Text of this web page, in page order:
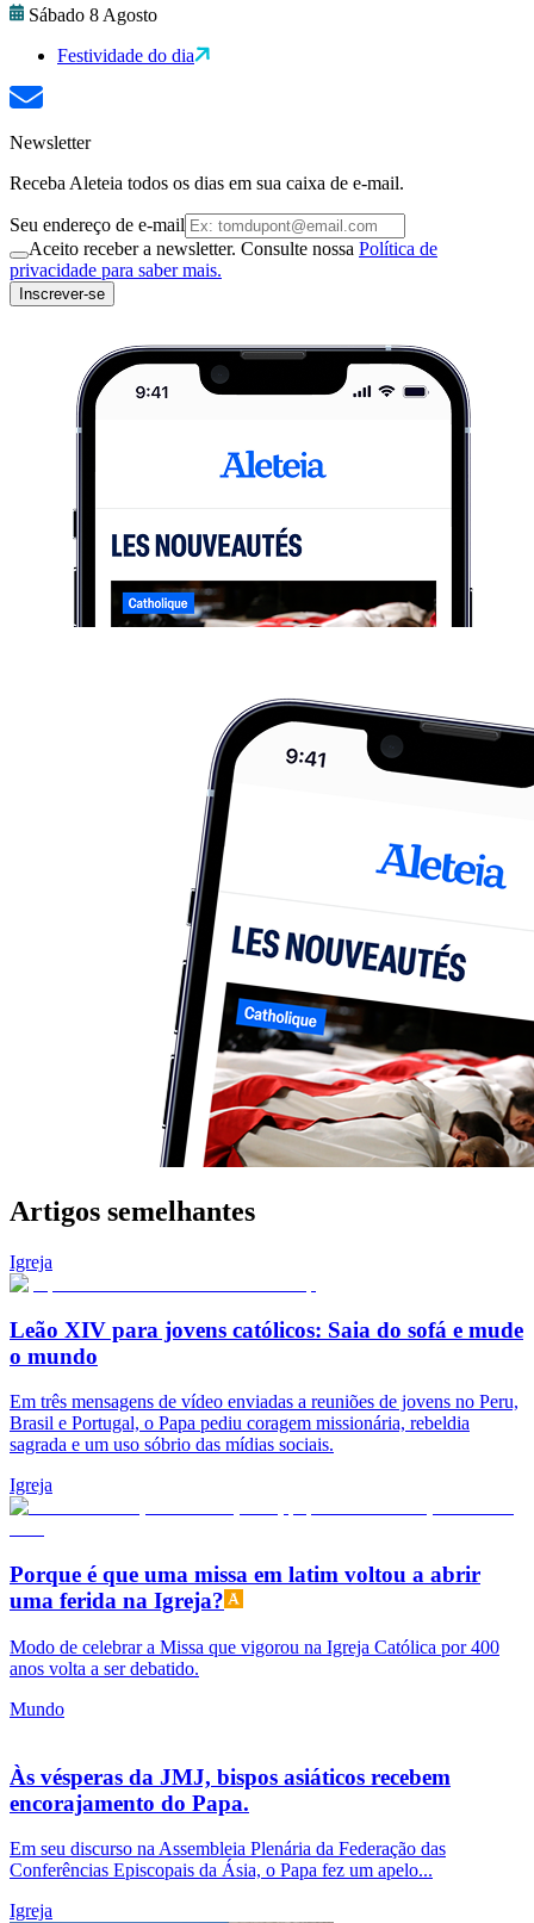
Sábado 8 Agosto
Festividade do dia
Newsletter
Receba Aleteia todos os dias em sua caixa de e-mail.
Seu endereço de e-mail
Aceito receber a newsletter. Consulte nossa Política de
privacidade para saber mais.
Inscrever-se
Artigos semelhantes
Igreja
Leão XIV para jovens católicos: Saia do sofá e mude
o mundo
Em três mensagens de vídeo enviadas a reuniões de jovens no Peru,
Brasil e Portugal, o Papa pediu coragem missionária, rebeldia
sagrada e um uso sóbrio das mídias sociais.
Igreja
Porque é que uma missa em latim voltou a abrir
uma ferida na Igreja?
Modo de celebrar a Missa que vigorou na Igreja Católica por 400
anos volta a ser debatido.
Mundo
Às vésperas da JMJ, bispos asiáticos recebem
encorajamento do Papa.
Em seu discurso na Assembleia Plenária da Federação das
Conferências Episcopais da Ásia, o Papa fez um apelo...
Igreja